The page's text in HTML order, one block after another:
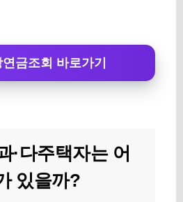
금조회 바로가기
·다주택자는 어
있을까?